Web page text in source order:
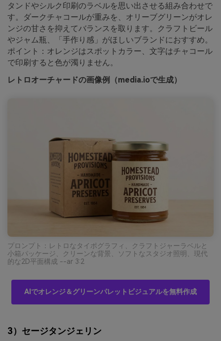
タンドやシルク印刷のラベルを思い出させる組み合わせで
す。ダークチャコールが重みを、オリーブグリーンがオレ
ンジの甘さを抑えてバランスを取ります。クラフトビール
やジャム瓶、「手作り感」がほしいブランドにおすすめ。
ポイント：オレンジはスポットカラー、文字はチャコール
で印刷すると色が濁りません。
レトロオーチャードの画像例（media.ioで生成）
プロンプト：レトロなタイポグラフィ、クラフトジャーラベルと
小箱パッケージ、クリーンな背景、ソフトなスタジオ照明、現代
的な2D平面構成 --ar 3:2
AIでオレンジ＆グリーンパレットビジュアルを無料作成
3）セージタンジェリン